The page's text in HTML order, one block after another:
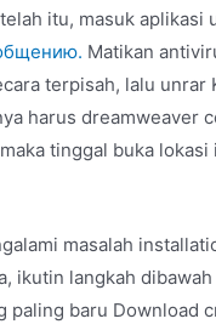
itu, masuk aplikasi
Matikan
terpisah, lalu unrar
harus dreamweaver
tinggal buka
masalah
ikutin langkah
paling baru Download